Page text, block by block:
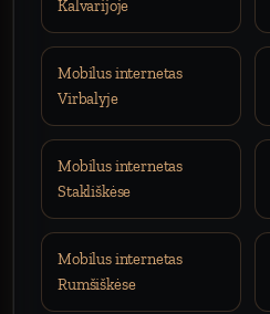
Kalvarijoje
Mobilus internetas
Virbalyje
Mobilus internetas
Stakliškėse
Mobilus internetas
Rumšiškėse